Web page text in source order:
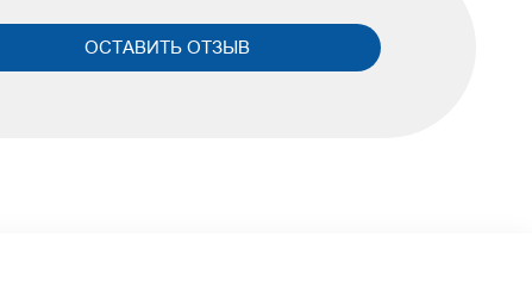
ОСТАВИТЬ ОТЗЫВ